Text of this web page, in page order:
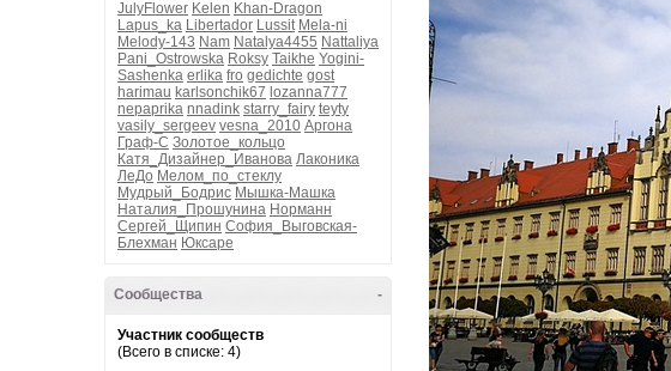
JulyFlower Kelen Khan-Dragon
Lapus_ka Libertador Lussit Mela-ni
Melody-143 Nam Natalya4455 Nattaliya
Pani_Ostrowska Roksy Taikhe Yogini-
Sashenka erlika fro gedichte gost
harimau karlsonchik67 lozanna777
nepaprika nnadink starry_fairy teyty
vasily_sergeev vesna_2010 Аргона
Граф-С Золотое_кольцо
Катя_Дизайнер_Иванова Лаконика
ЛеДо Мелом_по_стеклу
Мудрый_Бодрис Мышка-Машка
Наталия_Прошунина Норманн
Сергей_Щипин София_Выговская-
Блехман Юксаре
-
Сообщества
Участник сообществ
(Всего в списке: 4)